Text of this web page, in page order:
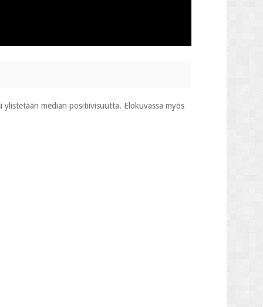
median positiivisuutta. Elokuvassa myös